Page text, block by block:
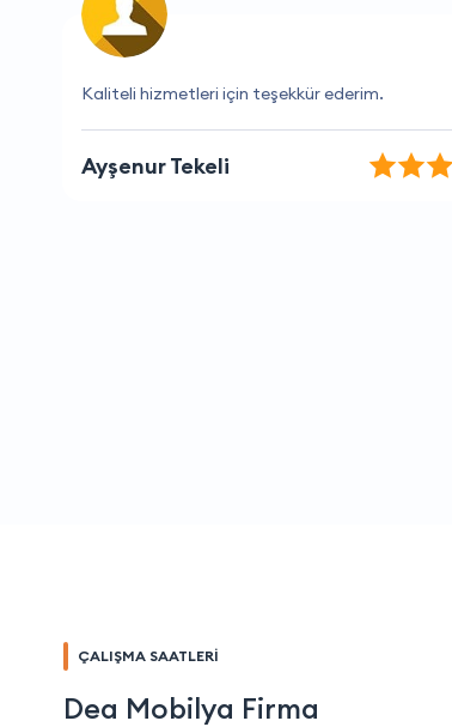
Çok iyi hizmet ve hızlı çözümler.
Elif Öztürk
ÇALIŞMA SAATLERİ
Dea Mobilya Firma